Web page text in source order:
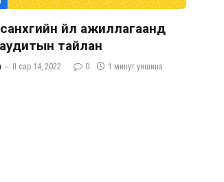
үйл ажиллагаанд
тайлан
II сар 14, 2022 0 1 минут уншина